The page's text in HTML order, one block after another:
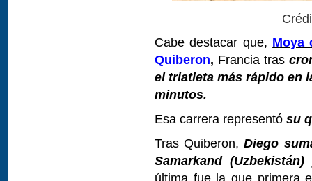
Cabe destacar que, Moya
Quiberon, Francia tras
el triatleta más rápido en
minutos.
Esa carrera representó su
Tras Quiberon,Diego
Samarkand
última fue la que primera